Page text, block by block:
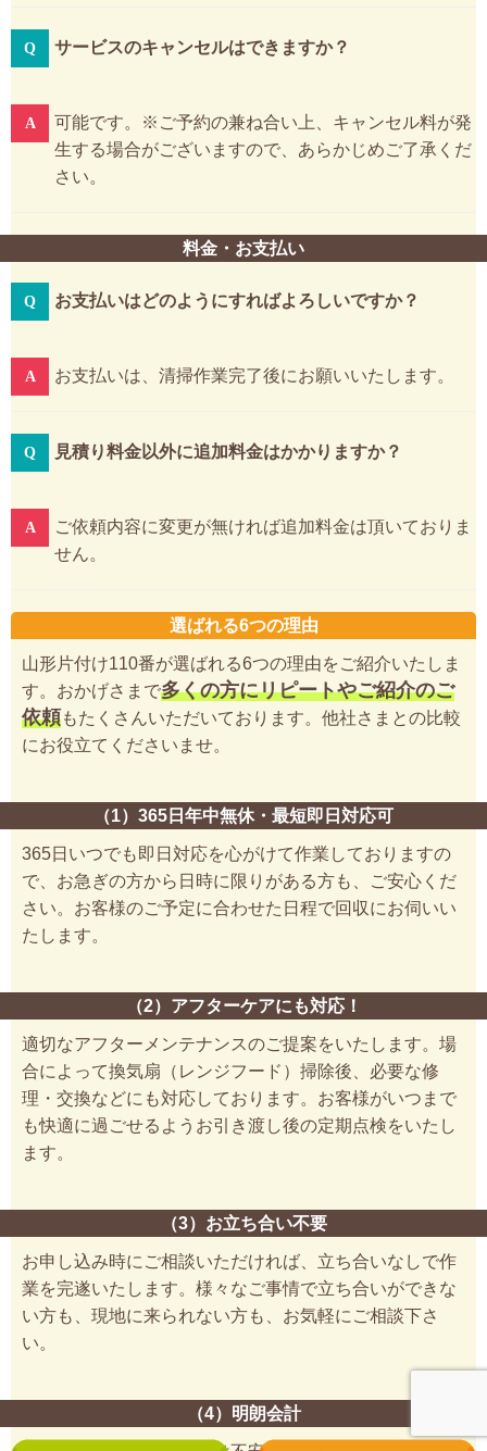
サービスのキャンセルはできますか？
可能です。※ご予約の兼ね合い上、キャンセル料が発
生する場合がございますので、あらかじめご了承くだ
さい。
料金・お支払い
お支払いはどのようにすればよろしいですか？
お支払いは、清掃作業完了後にお願いいたします。
見積り料金以外に追加料金はかかりますか？
ご依頼内容に変更が無ければ追加料金は頂いておりま
せん。
選ばれる6つの理由
山形片付け110番が選ばれる6つの理由をご紹介いたしま
す。おかげさまで多くの方にリピートやご紹介のご
依頼もたくさんいただいております。他社さまとの比較
にお役立てくださいませ。
（1）365日年中無休・最短即日対応可
365日いつでも即日対応を心がけて作業しておりますの
で、お急ぎの方から日時に限りがある方も、ご安心くだ
さい。お客様のご予定に合わせた日程で回収にお伺いい
たします。
（2）アフターケアにも対応！
適切なアフターメンテナンスのご提案をいたします。場
合によって換気扇（レンジフード）掃除後、必要な修
理・交換などにも対応しております。お客様がいつまで
も快適に過ごせるようお引き渡し後の定期点検をいたし
ます。
（3）お立ち合い不要
お申し込み時にご相談いただければ、立ち合いなしで作
業を完遂いたします。様々なご事情で立ち合いができな
い方も、現地に来られない方も、お気軽にご相談下さ
い。
（4）明朗会計